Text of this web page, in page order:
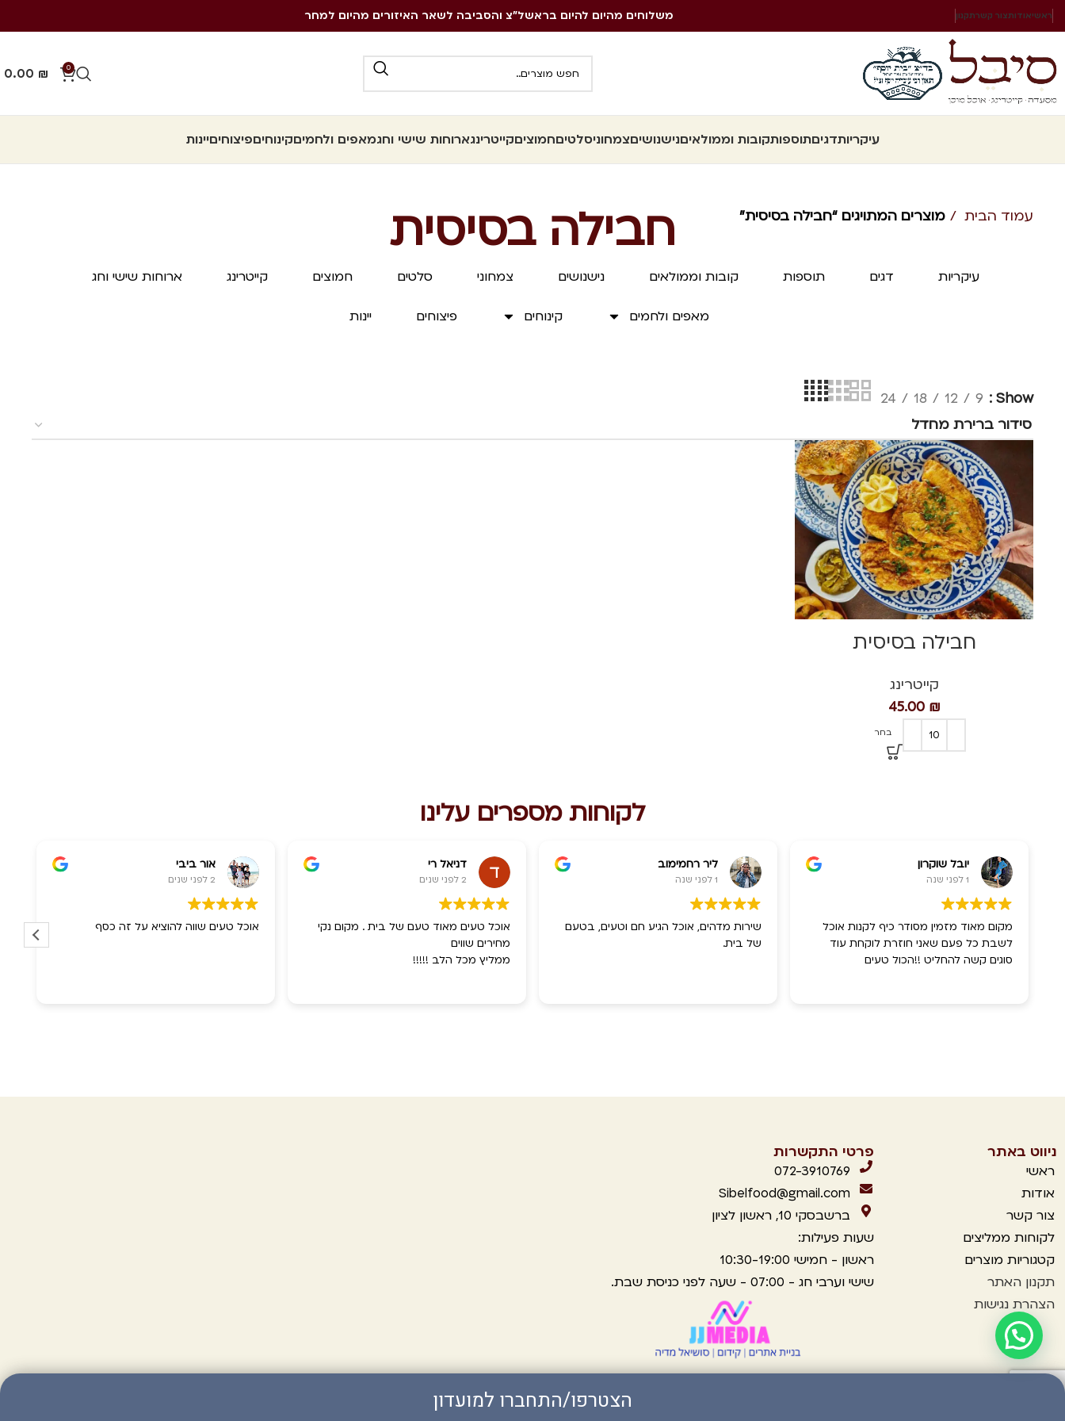
ראשיאודותצור קשרתקנון משלוחים מהיום להיום בראשל״צ והסביבה לשאר האיזורים מהיום למחר
0
0.00 ₪
עיקריותדגיםתוספותקובות וממולאיםנישנושיםצמחוניסלטיםחמוציםקייטרינגארוחות שישי וחגמאפים ולחמיםקינוחיםפיצוחיםיינות
עמוד הבית מוצרים המתויגים “חבילה בסיסית” חבילה בסיסית
עיקריות דגים תוספות קובות וממולאים נישנושים צמחוני סלטים חמוצים קייטרינג ארוחות שישי וחג
מאפים ולחמים קינוחים פיצוחים יינות
Show
9
12
18
24
חבילה בסיסית
קייטרינג
45.00 ₪
בחר
לקוחות מספרים עלינו
אור ביבי
2 לפני שנים
אוכל טעים שווה להוציא על זה כסף
דניאל רי
2 לפני שנים
אוכל טעים מאוד טעם של בית . מקום נקי
מחירים שווים
ממליץ מכל הלב !!!!!
ליר רחמימוב
1 לפני שנה
שירות מדהים, אוכל הגיע חם וטעים, בטעם
של בית.
יובל שוקרון
1 לפני שנה
מקום מאוד מזמין מסודר כיף לקנות אוכל
לשבת כל פעם שאני חוזרת לוקחת עוד
סוגים קשה להחליט !!הכול טעים
ניווט באתר
ראשי
אודות
צור קשר
לקוחות ממליצים
קטגוריות מוצרים
תקנון האתר
הצהרת נגישות
פרטי התקשרות
072-3910769
Sibelfood@gmail.com
ברשבסקי 10, ראשון לציון
שעות פעילות:
ראשון - חמישי 10:30-19:00
שישי וערבי חג - 07:00 - שעה לפני כניסת שבת.
הצטרפו/התחברו למועדון